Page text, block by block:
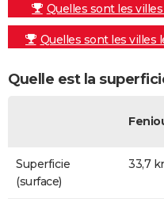
Quelles sont les
Quelles sont les villes
Quelle est la
Superficie
(surface)
33,7